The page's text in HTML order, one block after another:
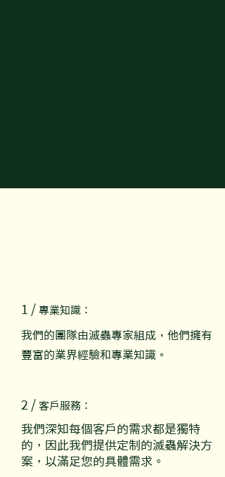
1 / 專業知識：
我們的團隊由滅蟲專家組成，他們擁有
豐富的業界經驗和專業知識。
2 / 客戶服務 ：
我們深知每個客戶的需求都是獨特
的，因此我們提供定制的滅蟲解決方
案，以滿足您的具體需求。